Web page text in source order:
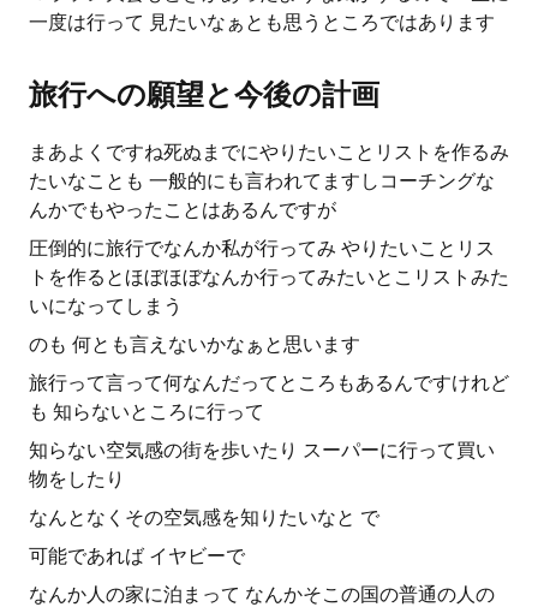
一度は行って 見たいなぁとも思うところではあります
旅行への願望と今後の計画
まあよくですね死ぬまでにやりたいことリストを作るみ
たいなことも 一般的にも言われてますしコーチングな
んかでもやったことはあるんですが
圧倒的に旅行でなんか私が行ってみ やりたいことリス
トを作るとほぼほぼなんか行ってみたいとこリストみた
いになってしまう
のも 何とも言えないかなぁと思います
旅行って言って何なんだってところもあるんですけれど
も 知らないところに行って
知らない空気感の街を歩いたり スーパーに行って買い
物をしたり
なんとなくその空気感を知りたいなと で
可能であれば イヤビーで
なんか人の家に泊まって なんかそこの国の普通の人の